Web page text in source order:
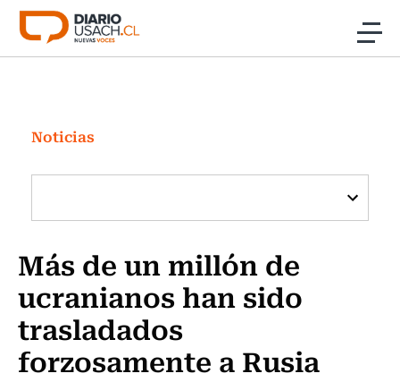
Click acá para ir directamente al contenido
Investigación
Cultura
Programas Radio y TV Usach
Noticias
Más de un millón de
ucranianos han sido
trasladados
forzosamente a Rusia